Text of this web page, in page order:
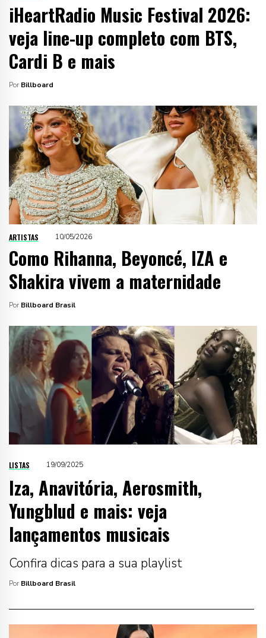
iHeartRadio Music Festival 2026:
veja line-up completo com BTS,
Cardi B e mais
Por Billboard
ARTISTAS 10/05/2026
Como Rihanna, Beyoncé, IZA e
Shakira vivem a maternidade
Por Billboard Brasil
LISTAS 19/09/2025
Iza, Anavitória, Aerosmith,
Yungblud e mais: veja
lançamentos musicais
Confira dicas para a sua playlist
Por Billboard Brasil